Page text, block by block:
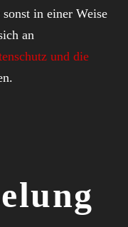
in einer Weise
an
und die